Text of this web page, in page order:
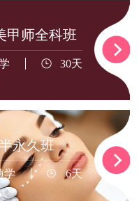
甲师全科班
30天
永久班
学 6天